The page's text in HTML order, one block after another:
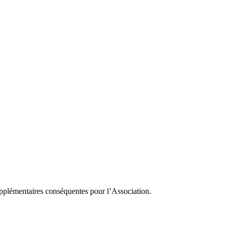
conséquentes pour l’Association.